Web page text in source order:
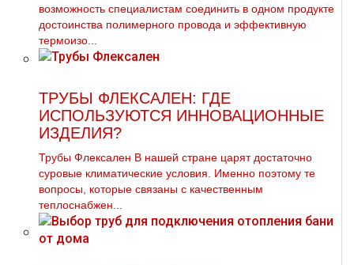
возможность специалистам соединить в одном продукте
достоинства полимерного провода и эффективную
термоизо...
ТРУБЫ ФЛЕКСАЛЕН: ГДЕ
ИСПОЛЬЗУЮТСЯ ИННОВАЦИОННЫЕ
ИЗДЕЛИЯ?
Трубы Флексален В нашей стране царят достаточно
суровые климатические условия. Именно поэтому те
вопросы, которые связаны с качественным
теплоснабжен...